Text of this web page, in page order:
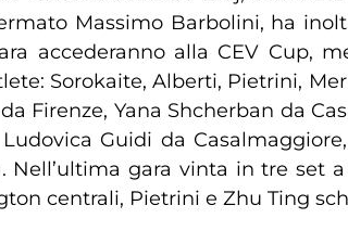
Massimo Barbolini, ha
accederanno alla CEV Cup,
Sorokaite, Alberti, Pietrini,
Firenze, Yana Shcherban da
Guidi da
gara vinta in tre set
centrali, Pietrini e Zhu Ting